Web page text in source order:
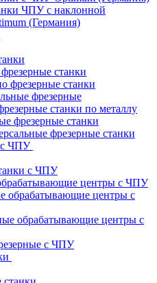
ЧПУ с наклонной
(Германия)
станки
фрезерные станки
фрезерные
станки по металлу
фрезерные станки
фрезерные станки
с ЧПУ
с ЧПУ
центры с ЧПУ
обрабатывающие центры с
обрабатывающие центры с
с ЧПУ